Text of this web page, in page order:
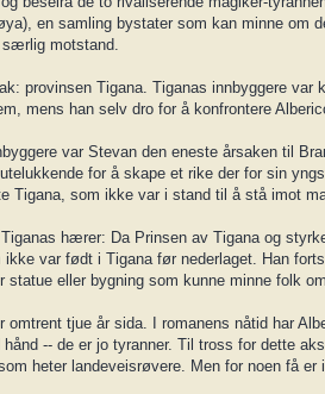
en samling bystater som kan minne
særlig motstand.
provinsen Tigana. Tiganas innbyggere
mens han selv dro for å konfrontere
var Stevan den eneste årsaken til
for å skape et rike der for sin
Tigana, som ikke var i stand til å stå imot
hærer: Da Prinsen av Tigana og
var født i Tigana før nederlaget. Han
statue eller bygning som kunne minne folk
omtrent tjue år sida. I romanens nåtid har
-- de er jo tyranner. Til tross for dette
heter landeveisrøvere. Men for noen få er